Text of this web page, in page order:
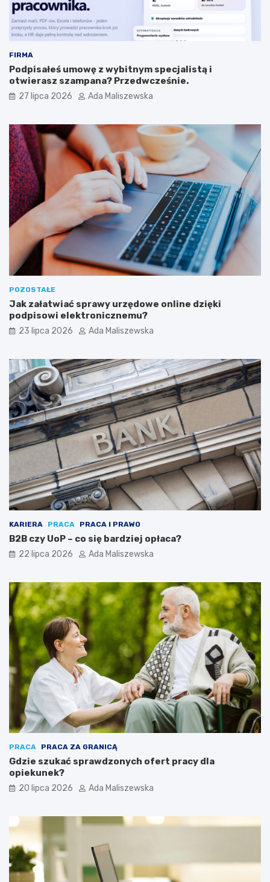
FIRMA
Podpisałeś umowę z wybitnym specjalistą i
otwierasz szampana? Przedwcześnie.
27 lipca 2026 Ada Maliszewska
POZOSTAŁE
Jak załatwiać sprawy urzędowe online dzięki
podpisowi elektronicznemu?
23 lipca 2026 Ada Maliszewska
KARIERA PRACA PRACA I PRAWO
B2B czy UoP – co się bardziej opłaca?
22 lipca 2026 Ada Maliszewska
PRACA PRACA ZA GRANICĄ
Gdzie szukać sprawdzonych ofert pracy dla
opiekunek?
20 lipca 2026 Ada Maliszewska